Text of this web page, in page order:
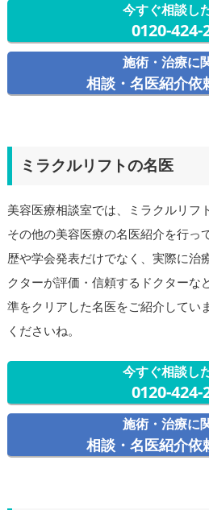
今すぐ相談し
0120-424-
施術・治療に
相談・名医紹介依
ミラクルリフトの名医
美容医療相談室では、ミラクルリフ
その他の美容医療の名医紹介を行っ
歴や学会発表だけでなく、実際に治
クターが評価・信頼するドクターな
準をクリアした名医をご紹介してい
くださいね。
今すぐ相談し
0120-424-
施術・治療に
相談・名医紹介依